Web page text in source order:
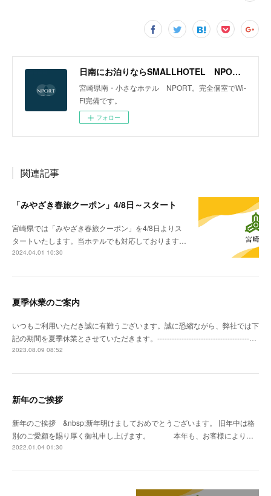
日南にお泊りならSMALLHOTEL NPORT(ｽﾓｰﾙﾎﾃﾙｴﾇﾎﾟｰﾄ)
宮崎県南・小さなホテル NPORT。完全個室でWi-
Fi完備です。
フォロー
関連記事
「みやざき春旅クーポン」4/8日～スタート
宮崎県では「みやざき春旅クーポン」を4/8日よりス
タートいたします。当ホテルでも対応しております…
2024.04.01 10:30
夏季休業のご案内
いつもご利用いただき誠に有難うございます。誠に恐縮ながら、弊社では下
記の期間を夏季休業とさせていただきます。--------------------------------------…
2023.08.09 08:52
新年のご挨拶
新年のご挨拶 &nbsp;新年明けましておめでとうございます。 旧年中は格
別のご愛顧を賜り厚く御礼申し上げます。 本年も、お客様により…
2022.01.04 01:30